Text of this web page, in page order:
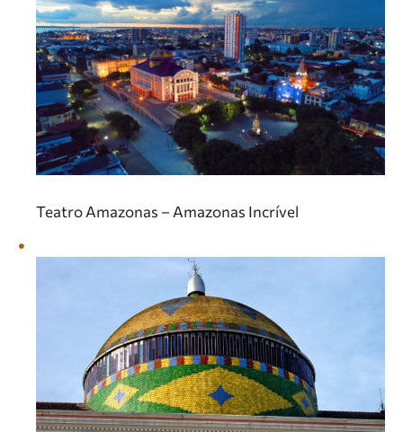
Teatro Amazonas – Amazonas Incrível